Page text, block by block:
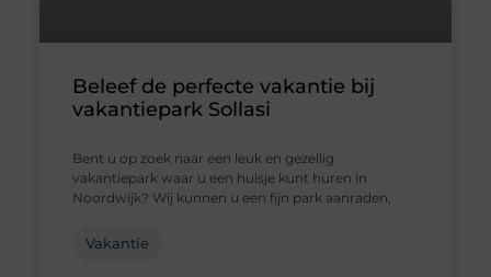
Beleef de perfecte vakantie bij
vakantiepark Sollasi
Bent u op zoek naar een leuk en gezellig
vakantiepark waar u een huisje kunt huren in
Noordwijk? Wij kunnen u een fijn park aanraden,
Vakantie